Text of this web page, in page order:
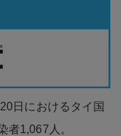
日におけるタイ国
者1,067人。